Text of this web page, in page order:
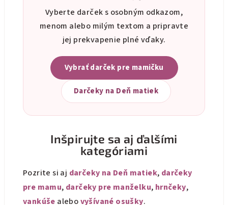
Vyberte darček s osobným odkazom,
menom alebo milým textom a pripravte
jej prekvapenie plné vďaky.
Vybrať darček pre mamičku
Darčeky na Deň matiek
Inšpirujte sa aj ďalšími
kategóriami
Pozrite si aj darčeky na Deň matiek, darčeky
pre mamu, darčeky pre manželku, hrnčeky,
vankúše alebovyšívané osušky.